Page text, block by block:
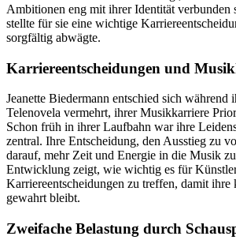
Ambitionen eng mit ihrer Identität verbunden
stellte für sie eine wichtige
sorgfältig abwägte.
Karriereentscheidungen und
Jeanette Biedermann entschied sich während
Telenovela vermehrt, ihrer Musikkarriere
Schon früh in ihrer Laufbahn war ihre
zentral. Ihre Entscheidung, den Ausstieg zu
darauf, mehr Zeit und Energie in die Musik
Entwicklung zeigt, wie wichtig es für
Karriereentscheidungen zu treffen, damit ihre
gewahrt bleibt.
Zweifache Belastung durch